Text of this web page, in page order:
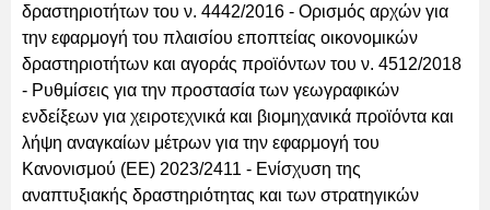
δραστηριοτήτων του ν. 4442/2016 - Ορισμός αρχών για
την εφαρμογή του πλαισίου εποπτείας οικονομικών
δραστηριοτήτων και αγοράς προϊόντων του ν. 4512/2018
- Ρυθμίσεις για την προστασία των γεωγραφικών
ενδείξεων για χειροτεχνικά και βιομηχανικά προϊόντα και
λήψη αναγκαίων μέτρων για την εφαρμογή του
Κανονισμού (ΕΕ) 2023/2411 - Ενίσχυση της
αναπτυξιακής δραστηριότητας και των στρατηγικών